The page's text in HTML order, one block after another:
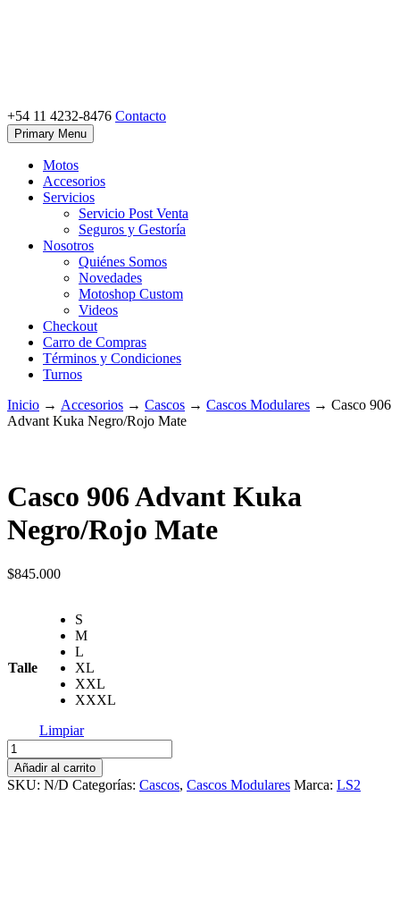
Motoshop Ezeiza
Motos y Accesorios
+54 11 4232-8476 Contacto
Primary Menu
Motos
Accesorios
Servicios
Servicio Post Venta
Seguros y Gestoría
Nosotros
Quiénes Somos
Novedades
Motoshop Custom
Videos
Checkout
Carro de Compras
Términos y Condiciones
Turnos
Inicio → Accesorios → Cascos → Cascos Modulares → Casco 906
Advant Kuka Negro/Rojo Mate
Casco 906 Advant Kuka
Negro/Rojo Mate
$845.000
Talle
S
M
L
XL
XXL
XXXL
Limpiar
Casco
906
Advant
Kuka
Añadir al carrito
SKU: N/D Categorías: Cascos, Cascos Modulares Marca: LS2